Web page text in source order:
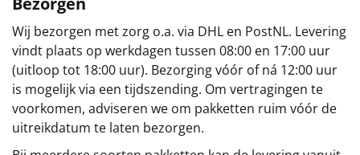
Wij bezorgen met zorg o.a. via DHL en PostNL. Levering
vindt plaats op werkdagen tussen 08:00 en 17:00 uur
(uitloop tot 18:00 uur). Bezorging vóór of ná 12:00 uur
is mogelijk via een tijdszending. Om vertragingen te
voorkomen, adviseren we om pakketten ruim vóór de
uitreikdatum te laten bezorgen.